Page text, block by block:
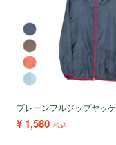
プレーンフルジップヤッケ
¥ 1,580 税込